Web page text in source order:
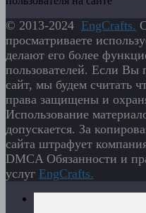
© 2013-2024 EngСrafts.
просматриваете
делают его более
пользователей. Если Вы
сайт, мы будем считать
права защищены и
Использование
допускается. За
сайта штрафует
DMCA Обязанности и
услуг EngСrafts.